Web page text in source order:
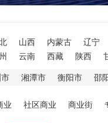
山西 内蒙古
辽宁
云南 西藏 陕西
湘潭市 衡阳市 邵
业 社区商业 商业街